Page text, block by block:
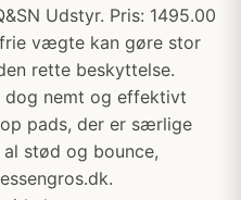
Udstyr. Pris: 1495.00
vægte kan gøre stor
rette beskyttelse.
dog nemt og effektivt
pads, der er særlige
stød og bounce,